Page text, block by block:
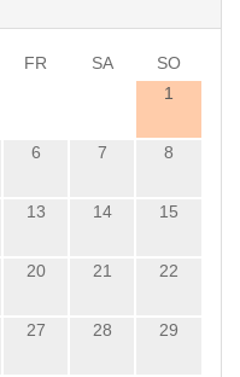
FR SA
SO
1
6 7 8
13 14 15
20 21 22
27 28 29